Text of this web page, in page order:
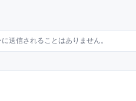
送信されることはありません。